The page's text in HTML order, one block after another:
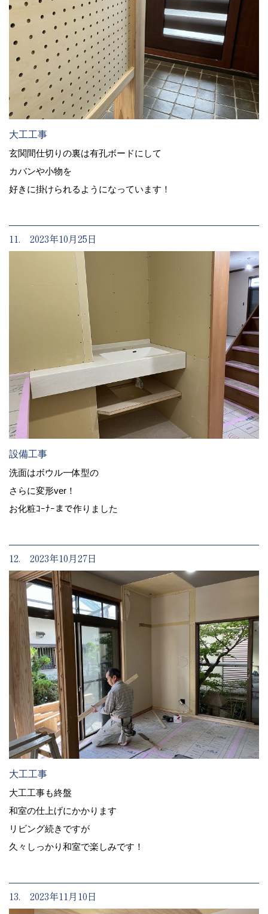
大工工事
玄関間仕切りの裏は有孔ボードにして
カバンや小物を
好きに掛けられるようになっています！
11. 2023年10月25日
設備工事
洗面はボウル一体型の
さらに変形ver！
お化粧ｺｰﾅｰまで作りました
12. 2023年10月27日
大工工事
大工工事も終盤
和室の仕上げにかかります
リビング続きですが
久々しっかり和室で楽しみです！
13. 2023年11月10日